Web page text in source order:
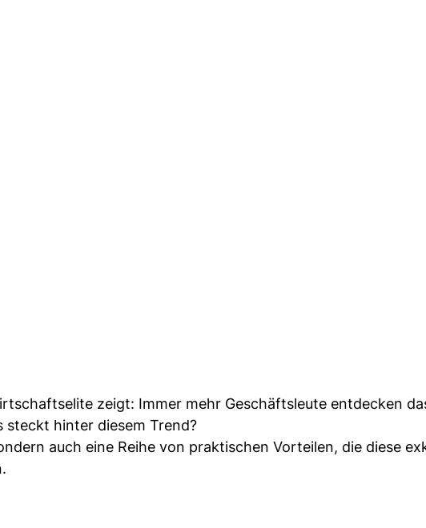
zeigt: Immer mehr Geschäftsleute entdecken
steckt hinter diesem Trend?
auch eine Reihe von praktischen Vorteilen, die diese